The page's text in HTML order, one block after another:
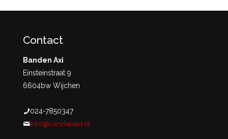
Contact
Banden Axi
Einsteinstraat 9
6604bw Wijchen
024-7850347
info@bandenaxi.nl